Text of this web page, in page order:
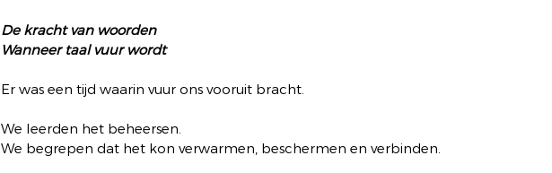
De kracht van woorden
Wanneer taal vuur wordt
Er was een tijd waarin vuur ons vooruit bracht.
We leerden het beheersen.
We begrepen dat het kon verwarmen, beschermen en verbinden.